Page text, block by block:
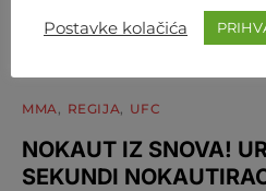
MMA REGIJA UFC
NOKAUT IZ SNOVA!
SEKUNDI
Postavke kolačića